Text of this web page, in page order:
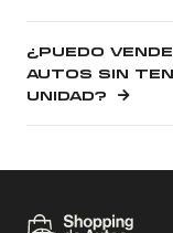
¿PUEDO
AUTOS SIN
UNIDAD?